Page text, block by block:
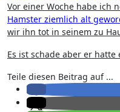
Vor einer Woche habe ich
Hamster ziemlich alt
wir ihn tot in seinem zu
Es ist schade aber er
Teile diesen Beitrag auf ...